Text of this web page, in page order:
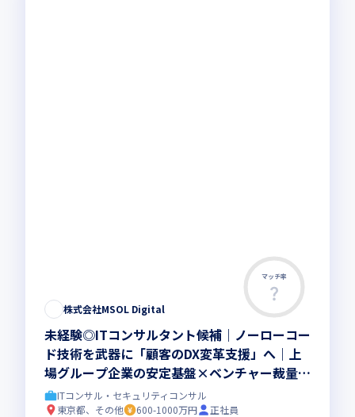
マッチ率
株式会社MSOL Digital
未経験◎ITコンサルタント候補｜ノーローコー
ド技術を武器に「顧客のDX変革支援」へ｜上
場グループ企業の安定基盤×ベンチャー裁量で
スピード成長を実現
ITコンサル・セキュリティコンサル
東京都、その他
600-1000万円
正社員